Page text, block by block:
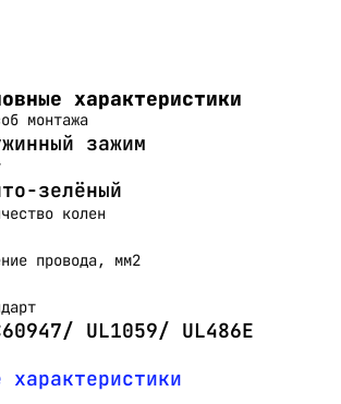
характеристики
монтажа
зажим
зелёный
колен
провода, мм2
UL1059/ UL486E
характеристики